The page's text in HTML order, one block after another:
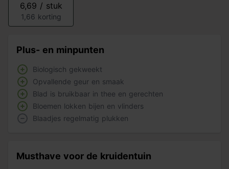
6,69 / stuk
1,66 korting
Plus- en minpunten
Biologisch gekweekt
Opvallende geur en smaak
Blad is bruikbaar in thee en gerechten
Bloemen lokken bijen en vlinders
Blaadjes regelmatig plukken
Musthave voor de kruidentuin